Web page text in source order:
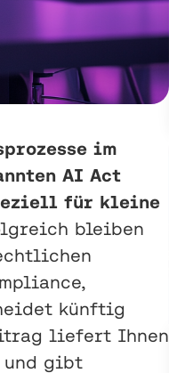
im
AI Act
für kleine
bleiben
künftig
liefert Ihnen
und gibt